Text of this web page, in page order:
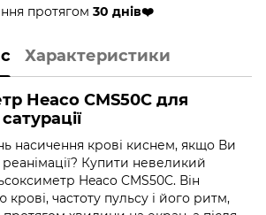
протягом 30 днів❤️
Характеристики
Heaco CMS50C для
насичення крові киснем, якщо Ви
Купити невеликий
Heaco CMS50C. Він
крові, частоту пульсу і його ритм,